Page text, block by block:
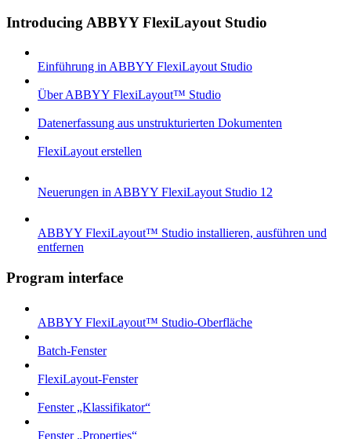
Introducing ABBYY FlexiLayout Studio
Einführung in ABBYY FlexiLayout Studio
Über ABBYY FlexiLayout™ Studio
Datenerfassung aus unstrukturierten Dokumenten
FlexiLayout erstellen
Neuerungen in ABBYY FlexiLayout Studio 12
ABBYY FlexiLayout™ Studio installieren, ausführen und
entfernen
Program interface
ABBYY FlexiLayout™ Studio-Oberfläche
Batch-Fenster
FlexiLayout-Fenster
Fenster „Klassifikator“
Fenster „Properties“